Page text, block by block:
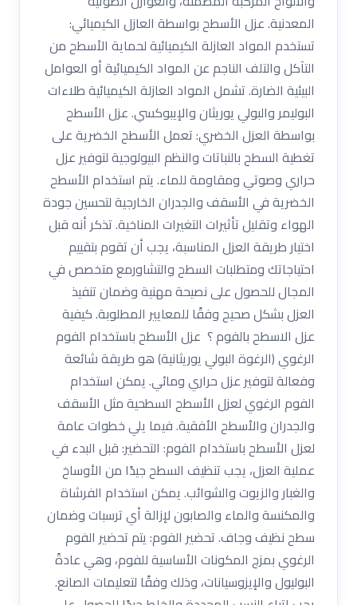
المعدنية. عزل الأسطح بواسطة العازل الكيميائي:
تستخدم المواد العازلة الكيميائية لحماية الأسطح من
التآكل والتلف الناجم عن المواد الكيميائية أو العوامل
البيئية الضارة. تشمل المواد العازلة الكيميائية طلاءات
البوليمر والبولي يوريثان والإيبوكسي. عزل الأسطح
بواسطة العزل الخضري: تعمل الأسطح الخضرية على
تغطية السطح بالنباتات والنظم البيولوجية لتوفير عزل
حراري وصوتي ومقاومة للماء. يتم استخدام الأسطح
الخضرية في الأسقف والجدران الخارجية لتحسين جودة
الهواء وتقليل تأثيرات التغيرات المناخية. تذكر أنه قبل
اختيار طريقة العزل المناسبة، يجب أن تقوم بتقييم
احتياجاتك ومتطلبات السطح والتشاورمع متخصص في
المجال للحصول على نصيحة مهنية وضمان تنفيذ
العزل بشكل صحيح وفقًا للمعايير المطلوبة. كيفية
عزل الاسطح بالفوم ؟ عزل الأسطح باستخدام الفوم
الرغوي (الرغوة البولي يوريثانية) هو طريقة شائعة
وفعالة لتوفير عزل حراري ومائي. يمكن استخدام
الفوم الرغوي لعزل الأسطح السطحية مثل الأسقف
والجدران والأسطح الأفقية. فيما يلي خطوات عامة
لعزل الأسطح باستخدام الفوم: التحضير: قبل البدء في
عملية العزل، يجب تنظيف السطح جيدًا من الأوساخ
والغبار والزيوت والشوائب. يمكن استخدام الفرشاة
والمكنسة والماء والصابون لإزالة أي ترسبات وضمان
سطح نظيف وجاف. تحضير الفوم: يتم تحضير الفوم
الرغوي بمزج المكونات الأساسية للفوم، وهي عادةً
البوليول والإيزوسيانات، وذلك وفقًا لتعليمات الصانع.